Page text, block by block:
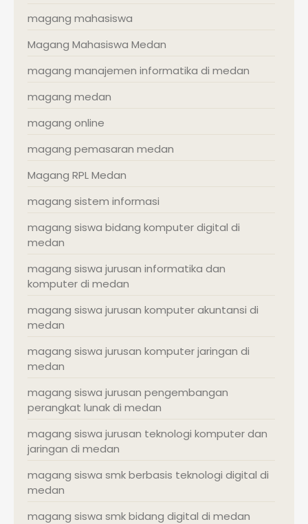
magang mahasiswa
Magang Mahasiswa Medan
magang manajemen informatika di medan
magang medan
magang online
magang pemasaran medan
Magang RPL Medan
magang sistem informasi
magang siswa bidang komputer digital di
medan
magang siswa jurusan informatika dan
komputer di medan
magang siswa jurusan komputer akuntansi di
medan
magang siswa jurusan komputer jaringan di
medan
magang siswa jurusan pengembangan
perangkat lunak di medan
magang siswa jurusan teknologi komputer dan
jaringan di medan
magang siswa smk berbasis teknologi digital di
medan
magang siswa smk bidang digital di medan